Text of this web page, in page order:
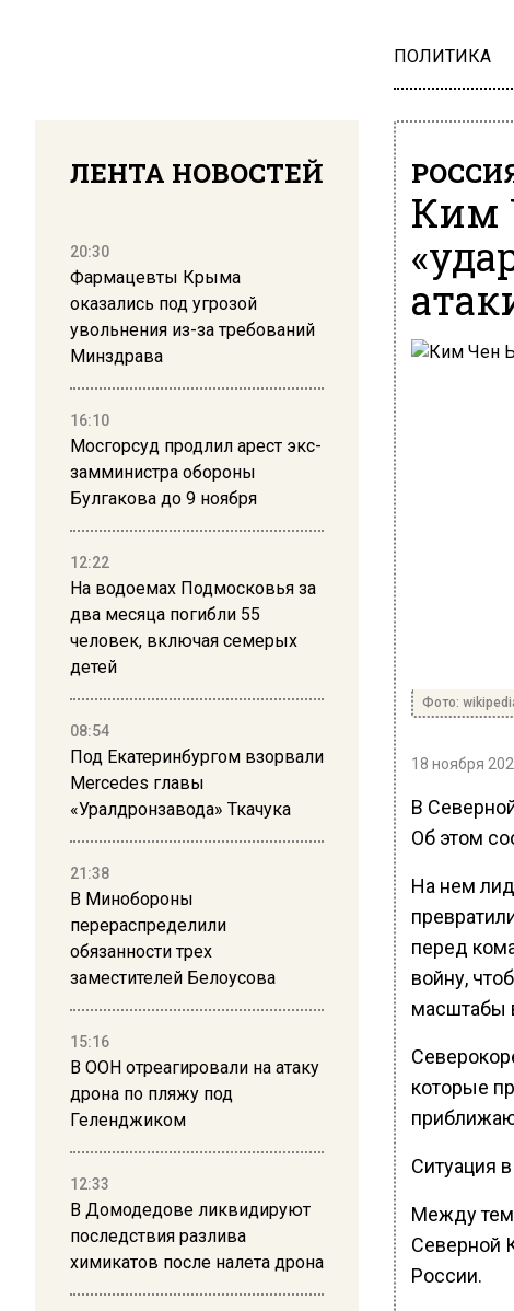
ПОЛИТИКА
ЛЕНТА НОВОСТЕЙ
20:30
Фармацевты Крыма
оказались под угрозой
увольнения из-за требований
Минздрава
16:10
Мосгорсуд продлил арест экс-
замминистра обороны
Булгакова до 9 ноября
12:22
На водоемах Подмосковья за
два месяца погибли 55
человек, включая семерых
детей
08:54
Под Екатеринбургом взорвали
Mercedes главы
«Уралдронзавода» Ткачука
21:38
В Минобороны
перераспределили
обязанности трех
заместителей Белоусова
15:16
В ООН отреагировали на атаку
дрона по пляжу под
Геленджиком
12:33
В Домодедове ликвидируют
последствия разлива
химикатов после налета дрона
Ким
Фото:
18 ноября
В
Об этом
На нем
перед
войну,
масштабы
которые
Ситуация
Между тем
Северной
России.